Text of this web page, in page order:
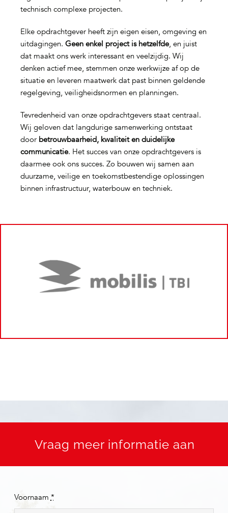
technisch complexe projecten.
Elke opdrachtgever heeft zijn eigen eisen, omgeving en
uitdagingen. Geen enkel project is hetzelfde, en juist
dat maakt ons werk interessant en veelzijdig. Wij
denken actief mee, stemmen onze werkwijze af op de
situatie en leveren maatwerk dat past binnen geldende
regelgeving, veiligheidsnormen en planningen.
Tevredenheid van onze opdrachtgevers staat centraal.
Wij geloven dat langdurige samenwerking ontstaat
door betrouwbaarheid, kwaliteit en duidelijke
communicatie. Het succes van onze opdrachtgevers is
daarmee ook ons succes. Zo bouwen wij samen aan
duurzame, veilige en toekomstbestendige oplossingen
binnen infrastructuur, waterbouw en techniek.
Vraag meer informatie aan
Voornaam *